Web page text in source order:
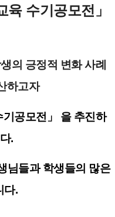
육 수기공모전」
의 긍정적 변화 사례
하고자
기공모전 」 을 추진하
.
님들과 학생들의 많은
다.